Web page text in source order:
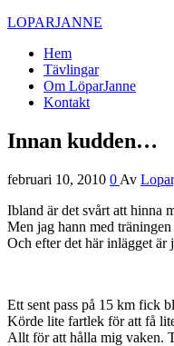
LOPARJANNE
Hem
Tävlingar
Om LöparJanne
Kontakt
Innan kudden…
februari 10, 2010 0 Av
Ibland är det svårt att hinna
Men jag hann med träningen
Och efter det här inlägget är
Ett sent pass på 15 km fick
Körde lite fartlek för att få
Allt för att hålla mig vaken.